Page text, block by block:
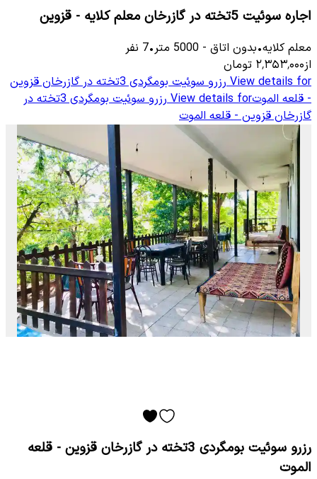
اجاره سوئیت 5تخته در گازرخان معلم کلایه - قزوین
معلم كلایه•بدون اتاق -
5000 متر•
7 نفر
از۲٬۳۵۳٬۰۰۰ تومان
View details for
رزرو سوئیت بومگردی 3تخته در گازرخان قزوین
- قلعه الموتView details for
رزرو سوئیت بومگردی 3تخته در
گازرخان قزوین - قلعه الموت
رزرو سوئیت بومگردی 3تخته در گازرخان قزوین - قلعه
الموت